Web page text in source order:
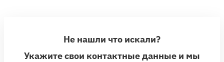
Не нашли что искали?
Укажите свои контактные данные и мы